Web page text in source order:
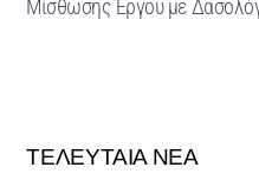
Μίσθωσης Έργου με
ΤΕΛΕΥΤΑΙΑ ΝΕΑ